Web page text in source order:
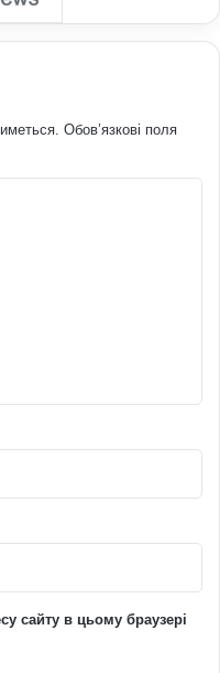
Обов’язкові поля
сайту в цьому браузері